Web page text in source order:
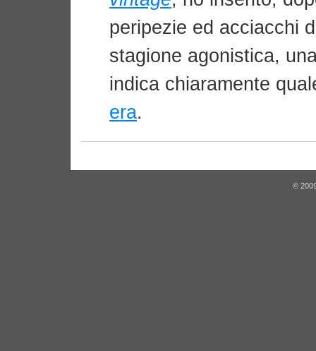
peripezie ed acciacchi
stagione agonistica,
indica chiaramente
era.
©